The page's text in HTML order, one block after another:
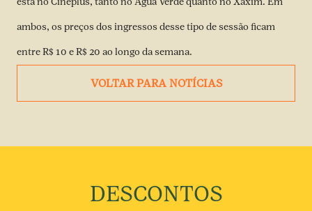
ambos, os preços dos ingressos desse tipo de sessão ficam
entre R$ 10 e R$ 20 ao longo da semana.
VOLTAR PARA NOTÍCIAS
DESCONTOS